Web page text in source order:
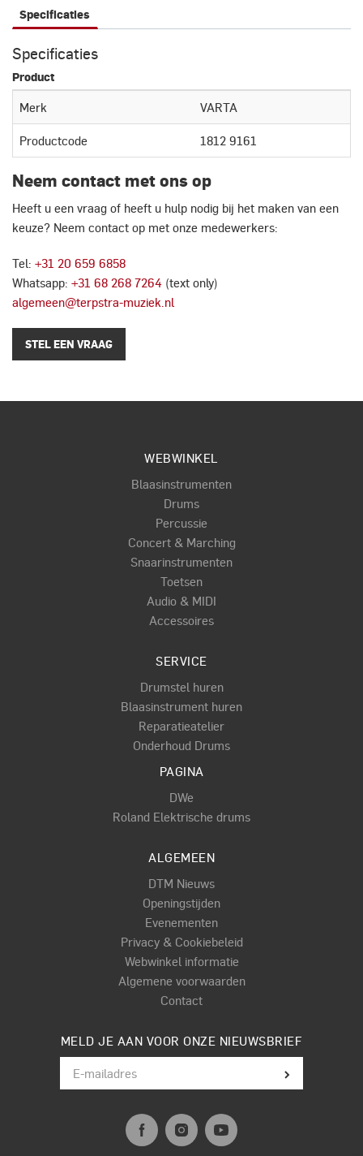
Specificaties
Specificaties
Product
Merk VARTA
Productcode 1812 9161
Neem contact met ons op
Heeft u een vraag of heeft u hulp nodig bij het maken van een
keuze? Neem contact op met onze medewerkers:
Tel: +31 20 659 6858
Whatsapp: +31 68 268 7264 (text only)
algemeen@terpstra-muziek.nl
STEL EEN VRAAG
WEBWINKEL
Blaasinstrumenten
Drums
Percussie
Concert & Marching
Snaarinstrumenten
Toetsen
Audio & MIDI
Accessoires
SERVICE
Drumstel huren
Blaasinstrument huren
Reparatieatelier
Onderhoud Drums
PAGINA
DWe
Roland Elektrische drums
ALGEMEEN
DTM Nieuws
Openingstijden
Evenementen
Privacy & Cookiebeleid
Webwinkel informatie
Algemene voorwaarden
Contact
MELD JE AAN VOOR ONZE NIEUWSBRIEF